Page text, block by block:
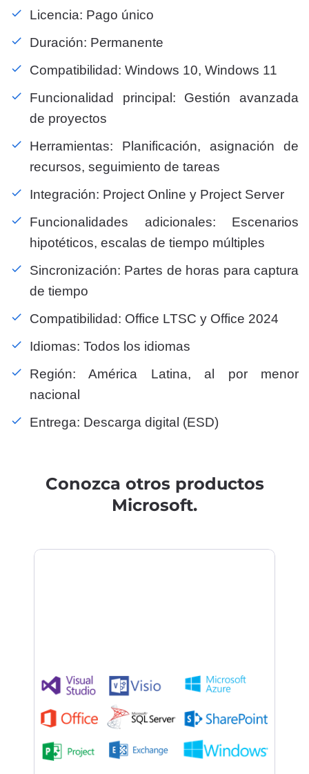
Licencia: Pago único
Duración: Permanente
Compatibilidad: Windows 10, Windows 11
Funcionalidad principal: Gestión avanzada
de proyectos
Herramientas: Planificación, asignación de
recursos, seguimiento de tareas
Integración: Project Online y Project Server
Funcionalidades adicionales: Escenarios
hipotéticos, escalas de tiempo múltiples
Sincronización: Partes de horas para captura
de tiempo
Compatibilidad: Office LTSC y Office 2024
Idiomas: Todos los idiomas
Región: América Latina, al por menor
nacional
Entrega: Descarga digital (ESD)
Conozca otros productos
Microsoft.